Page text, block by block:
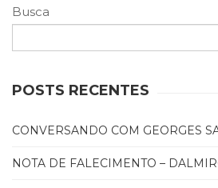
(14)
Educação
Educação
(39)
Busca
POSTS RECENTES
CONVERSANDO COM GEORGES
NOTA DE FALECIMENTO –